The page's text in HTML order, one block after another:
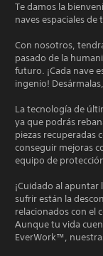
Te damos la
naves espaciales
Con nosotros,
pasado de la
futuro. ¡Cada nave
ingenio!
La tecnología de
ya que podrás
piezas recuperadas
conseguir mejoras
equipo de
¡Cuidado al
sufrir están la
relacionados con el
Aunque tu vida
EverWork™,